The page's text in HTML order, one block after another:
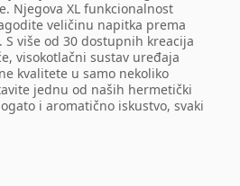
Njegova XL funkcionalnost
veličinu napitka prema
više od 30 dostupnih kreacija
visokotlačni sustav uređaja
kvalitete u samo nekoliko
jednu od naših hermetički
i aromatično iskustvo, svaki